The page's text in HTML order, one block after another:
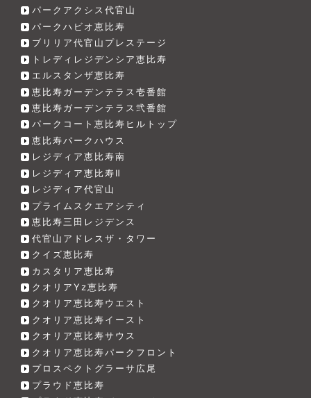
パークアクシス代官山
パークハビオ恵比寿
ブリリア代官山プレステージ
トレディレジデンシア恵比寿
エルスタンザ恵比寿
恵比寿ガーデンテラス壱番館
恵比寿ガーデンテラス弐番館
パークコート恵比寿ヒルトップ
恵比寿パークハウス
レジディア恵比寿南
レジディア恵比寿Ⅱ
レジディア代官山
プライムスクエアシティ
恵比寿三田レジデンス
代官山アドレスザ・タワー
クイズ恵比寿
カスタリア恵比寿
クオリアYz恵比寿
クオリア恵比寿ウエスト
クオリア恵比寿イースト
クオリア恵比寿サウス
クオリア恵比寿パークフロント
プロスペクトグラーサ広尾
プラウド恵比寿